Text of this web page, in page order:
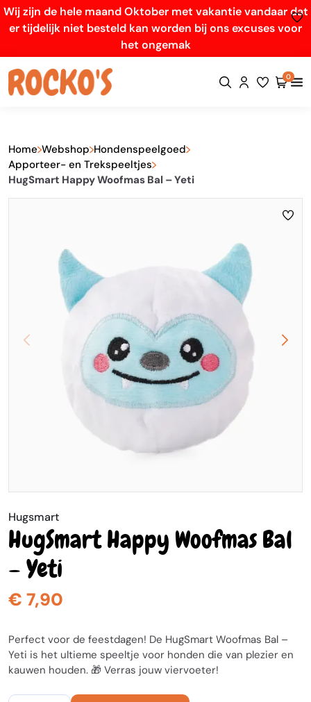
Wij zijn de hele maand Oktober met vakantie vandaar dat
er tijdelijk niet besteld kan worden bij ons excuses voor
het ongemak
0
Home Webshop Hondenspeelgoed
Apporteer- en Trekspeeltjes
HugSmart Happy Woofmas Bal – Yeti
Hugsmart
HugSmart Happy Woofmas Bal
– Yeti
€ 7,90
Perfect voor de feestdagen! De HugSmart Woofmas Bal –
Yeti is het ultieme speeltje voor honden die van plezier en
kauwen houden. 🎁 Verras jouw viervoeter!